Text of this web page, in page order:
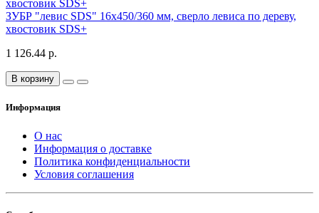
ЗУБР "левис SDS" 16x450/360 мм, сверло левиса по дереву,
хвостовик SDS+
1 126.44 р.
В корзину
Информация
О нас
Информация о доставке
Политика конфиденциальности
Условия соглашения